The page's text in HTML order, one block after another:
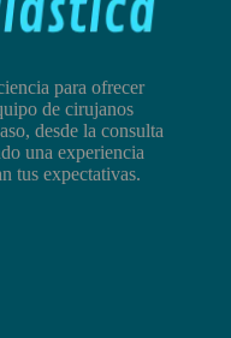
para ofrecer
de cirujanos
desde la consulta
una experiencia
tus expectativas.